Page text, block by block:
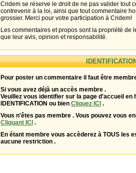
Cridem se réserve le droit de ne pas valider tout
contrevenir à la loi, ainsi que tout commentaire
grossier. Merci pour votre participation à Cridem!
Les commentaires et propos sont la propriété de
que leur avis, opinion et responsabilité.
Pour poster un commentaire il faut être
Si vous avez déjà un accès membre .
Veuillez vous identifier sur la page d'accueil en
IDENTIFICATION ou bien Cliquez ICI .
Vous n'êtes pas membre . Vous pouvez vous
Cliquant ICI .
En étant membre vous accèderez à TOUS les
aucune restriction .